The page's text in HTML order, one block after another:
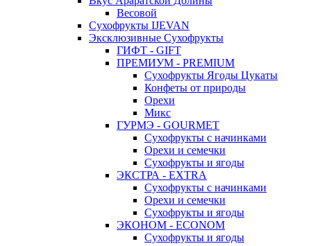
Весовой
Сухофрукты IJEVAN
Эксклюзивные Сухофрукты
ГИФТ - GIFT
ПРЕМИУМ - PREMIUM
Сухофрукты Ягоды Цукаты
Конфеты от природы
Орехи
Микс
ГУРМЭ - GOURMET
Сухофрукты с начинками
Орехи и семечки
Сухофрукты и ягоды
ЭКСТРА - EXTRA
Сухофрукты с начинками
Орехи и семечки
Сухофрукты и ягоды
ЭКОНОМ - ECONOM
Сухофрукты и ягоды